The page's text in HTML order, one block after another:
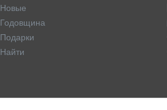
Новые
Годовщина
Подарки
Найти